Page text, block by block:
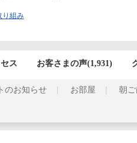
り組み
ス お客さまの声(1,931)
のお知らせ お部屋 朝